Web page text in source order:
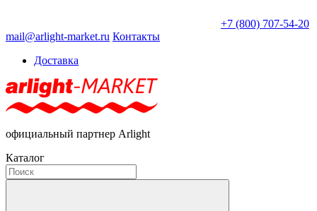
+7 (800) 707-54-20
mail@arlight-market.ru Контакты
Доставка
официальный партнер Arlight
Каталог